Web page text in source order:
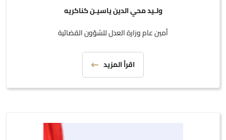
ولـيد محي الدين ياسيـن كناكريه
أمين عام وزارة العدل للشؤون القضائية
اقرأ المزيد